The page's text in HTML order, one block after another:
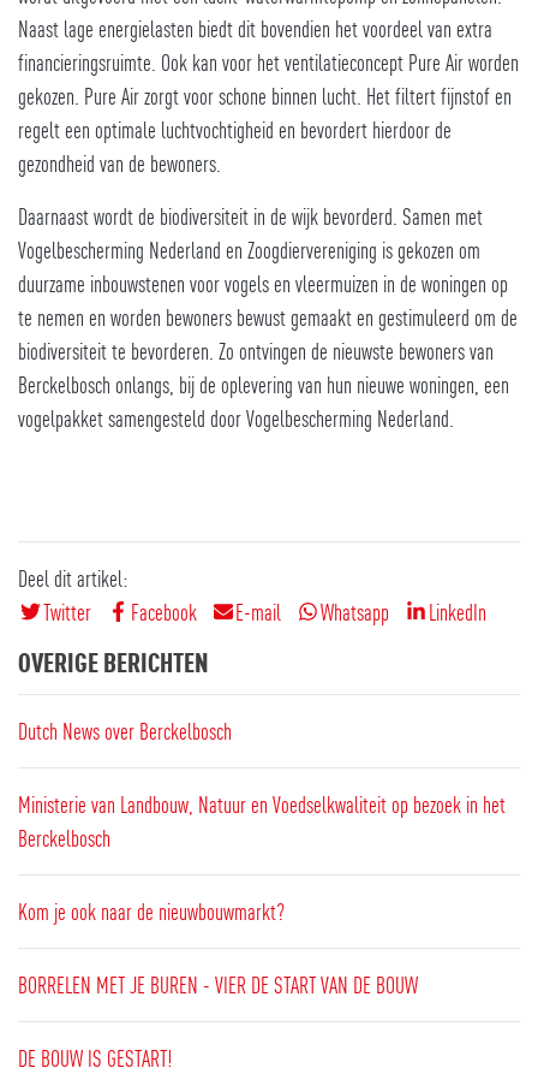
Naast lage energielasten biedt dit bovendien het voordeel van extra
financieringsruimte. Ook kan voor het ventilatieconcept Pure Air worden
gekozen. Pure Air zorgt voor schone binnen lucht. Het filtert fijnstof en
regelt een optimale luchtvochtigheid en bevordert hierdoor de
gezondheid van de bewoners.
Daarnaast wordt de biodiversiteit in de wijk bevorderd. Samen met
Vogelbescherming Nederland en Zoogdiervereniging is gekozen om
duurzame inbouwstenen voor vogels en vleermuizen in de woningen op
te nemen en worden bewoners bewust gemaakt en gestimuleerd om de
biodiversiteit te bevorderen. Zo ontvingen de nieuwste bewoners van
Berckelbosch onlangs, bij de oplevering van hun nieuwe woningen, een
vogelpakket samengesteld door Vogelbescherming Nederland.
Deel dit artikel:
Twitter
Facebook E-mail Whatsapp LinkedIn
OVERIGE BERICHTEN
Dutch News over Berckelbosch
Ministerie van Landbouw, Natuur en Voedselkwaliteit op bezoek in het
Berckelbosch
Kom je ook naar de nieuwbouwmarkt?
BORRELEN MET JE BUREN - VIER DE START VAN DE BOUW
DE BOUW IS GESTART!